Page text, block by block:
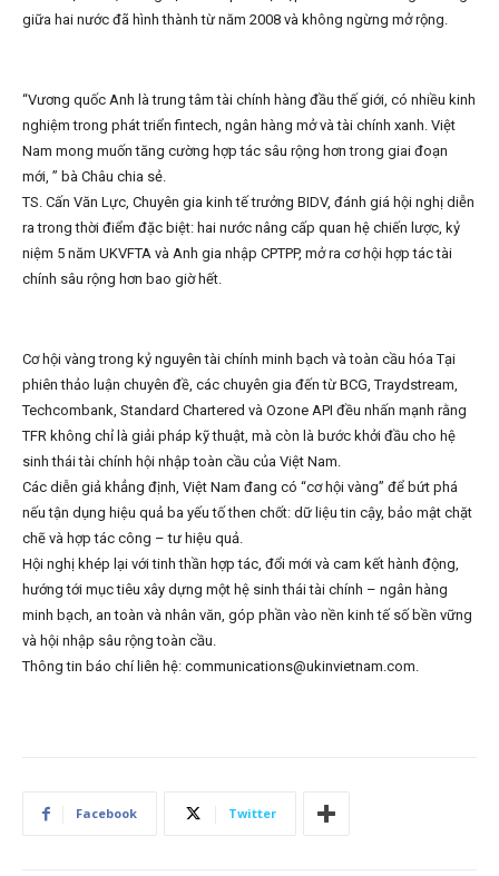
giữa hai nước đã hình thành từ năm 2008 và không ngừng mở rộng.
“Vương quốc Anh là trung tâm tài chính hàng đầu thế giới, có nhiều kinh
nghiệm trong phát triển fintech, ngân hàng mở và tài chính xanh. Việt
Nam mong muốn tăng cường hợp tác sâu rộng hơn trong giai đoạn
mới, ” bà Châu chia sẻ.
TS. Cấn Văn Lực, Chuyên gia kinh tế trưởng BIDV, đánh giá hội nghị diễn
ra trong thời điểm đặc biệt: hai nước nâng cấp quan hệ chiến lược, kỷ
niệm 5 năm UKVFTA và Anh gia nhập CPTPP, mở ra cơ hội hợp tác tài
chính sâu rộng hơn bao giờ hết.
Cơ hội vàng trong kỷ nguyên tài chính minh bạch và toàn cầu hóa Tại
phiên thảo luận chuyên đề, các chuyên gia đến từ BCG, Traydstream,
Techcombank, Standard Chartered và Ozone API đều nhấn mạnh rằng
TFR không chỉ là giải pháp kỹ thuật, mà còn là bước khởi đầu cho hệ
sinh thái tài chính hội nhập toàn cầu của Việt Nam.
Các diễn giả khẳng định, Việt Nam đang có “cơ hội vàng” để bứt phá
nếu tận dụng hiệu quả ba yếu tố then chốt: dữ liệu tin cậy, bảo mật chặt
chẽ và hợp tác công – tư hiệu quả.
Hội nghị khép lại với tinh thần hợp tác, đổi mới và cam kết hành động,
hướng tới mục tiêu xây dựng một hệ sinh thái tài chính – ngân hàng
minh bạch, an toàn và nhân văn, góp phần vào nền kinh tế số bền vững
và hội nhập sâu rộng toàn cầu.
Thông tin báo chí liên hệ: communications@ukinvietnam.com.
Facebook Twitter